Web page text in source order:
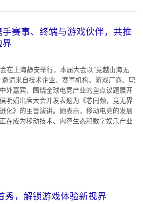
赛事、终端与游戏伙伴，共推
界
在上海静安举行，本届大会以“竞越山海无
请来自技术企业、赛事机构、游戏厂商、职
外嘉宾，围绕全球电竞产业的重点议题展开
明娟出席大会并发表题为《芯同频，竞无界
》的主旨演讲。她表示，移动电竞的发展
在成为移动技术、内容生态和数字娱乐产业
秀，解锁游戏体验新视界